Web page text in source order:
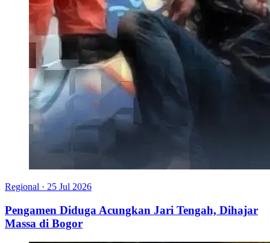
Regional · 25 Jul 2026
Pengamen Diduga Acungkan Jari Tengah, Dihajar
Massa di Bogor